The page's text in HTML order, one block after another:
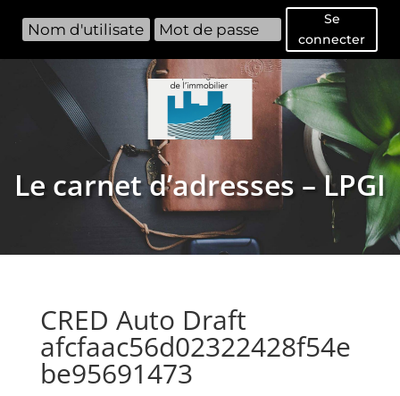
Se
connecter
Le carnet d’adresses – LPGI
CRED Auto Draft
afcfaac56d02322428f54e
be95691473